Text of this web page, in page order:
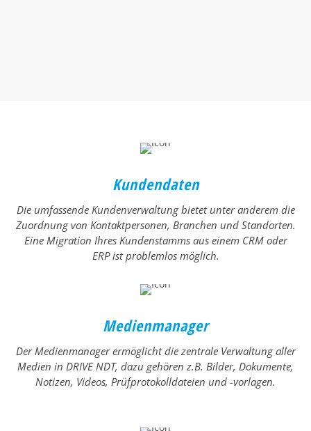
Kundendaten
Die umfassende Kundenverwaltung bietet unter anderem die
Zuordnung von Kontakt­personen, Branchen und Standorten.
Eine Migration Ihres Kundenstamms aus einem CRM oder
ERP ist problemlos möglich.
Medienmanager
Der Medienmanager ermöglicht die zentrale Verwaltung aller
Medien in DRIVE NDT, dazu gehören z.B. Bilder, Dokumente,
Notizen, Videos, Prüfprotokolldateien und -vorlagen.